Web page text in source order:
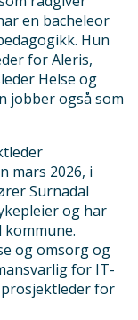
en bacheleor
Hun
for Aleris,
Helse og
jobber også som
mars 2026, i
Surnadal
og har
og omsorg og
for IT-
for